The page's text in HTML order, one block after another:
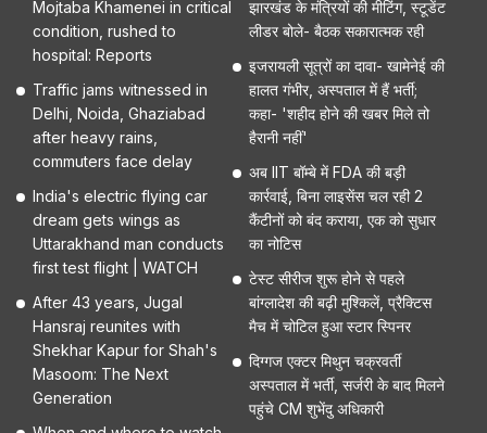
Mojtaba Khamenei in critical
condition, rushed to
hospital: Reports
Traffic jams witnessed in
Delhi, Noida, Ghaziabad
after heavy rains,
commuters face delay
India's electric flying car
dream gets wings as
Uttarakhand man conducts
first test flight | WATCH
After 43 years, Jugal
Hansraj reunites with
Shekhar Kapur for Shah's
Masoom: The Next
Generation
झारखंड के मंत्रियों की मीटिंग, स्टूडेंट
लीडर बोले- बैठक सकारात्मक रही
इजरायली सूत्रों का दावा- खामेनेई की
हालत गंभीर, अस्पताल में हैं भर्ती;
कहा- 'शहीद होने की खबर मिले तो
हैरानी नहीं'
अब IIT बॉम्बे में FDA की बड़ी
कार्रवाई, बिना लाइसेंस चल रही 2
कैंटीनों को बंद कराया, एक को सुधार
का नोटिस
टेस्ट सीरीज शुरू होने से पहले
बांग्लादेश की बढ़ी मुश्किलें, प्रैक्टिस
मैच में चोटिल हुआ स्टार स्पिनर
दिग्गज एक्टर मिथुन चक्रवर्ती
अस्पताल में भर्ती, सर्जरी के बाद मिलने
पहुंचे CM शुभेंदु अधिकारी